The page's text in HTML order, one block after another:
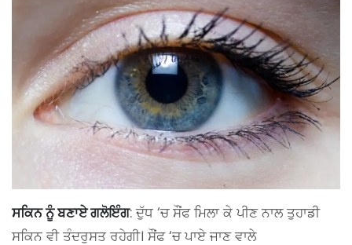
ਸਕਿਨ ਨੂੰ ਬਣਾਏ ਗਲੋਇੰਗ: ਦੁੱਧ ‘ਚ ਸੌਂਫ ਮਿਲਾ ਕੇ ਪੀਣ ਨਾਲ ਤੁਹਾਡੀ
ਸਕਿਨ ਵੀ ਤੰਦਰੁਸਤ ਰਹੇਗੀ। ਸੌਂਫ ‘ਚ ਪਾਏ ਜਾਣ ਵਾਲੇ